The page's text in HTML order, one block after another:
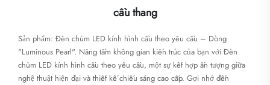
cầu thang
Sản phẩm: Đèn chùm LED kính hình cầu theo yêu cầu – Dòng
"Luminous Pearl". Nâng tầm không gian kiến trúc của bạn với Đèn
chùm LED kính hình cầu theo yêu cầu, một sự kết hợp ấn tượng giữa
nghệ thuật hiện đại và thiết kế chiếu sáng cao cấp. Gợi nhớ đến